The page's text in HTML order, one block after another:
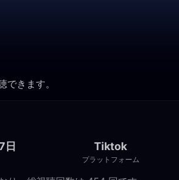
きます。
日 Tiktok
プラットフォーム